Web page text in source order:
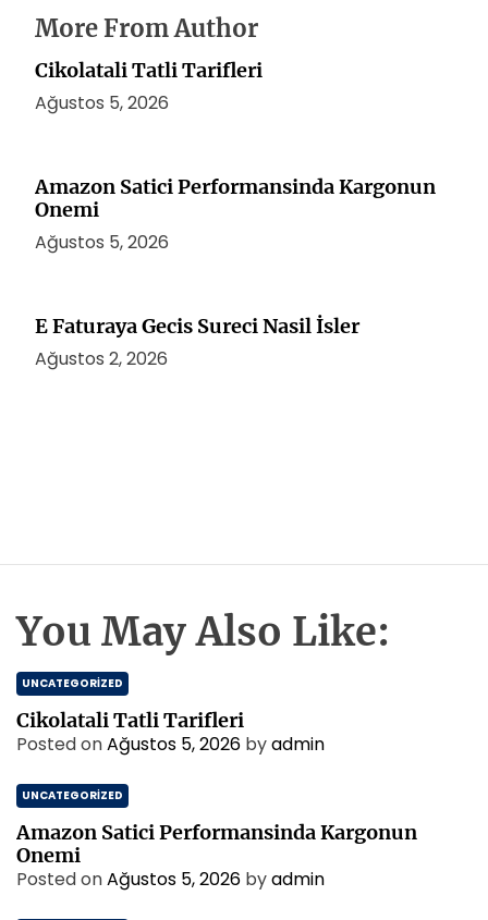
More From Author
Cikolatali Tatli Tarifleri
Ağustos 5, 2026
Amazon Satici Performansinda Kargonun
Onemi
Ağustos 5, 2026
E Faturaya Gecis Sureci Nasil İsler
Ağustos 2, 2026
You May Also Like:
UNCATEGORIZED
Cikolatali Tatli Tarifleri
Posted onAğustos 5, 2026 byadmin
UNCATEGORIZED
Amazon Satici Performansinda Kargonun
Onemi
Posted onAğustos 5, 2026 byadmin